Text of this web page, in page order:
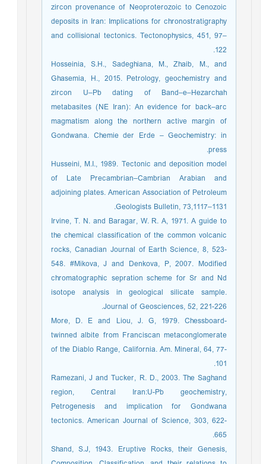
zircon provenance of Neoproterozoic to Cenozoic
deposits in Iran: Implications for chronostratigraphy
and collisional tectonics. Tectonophysics, 451, 97–
122.
Hosseinia, S.H., Sadeghiana, M., Zhaib, M., and
Ghasemia, H., 2015. Petrology, geochemistry and
zircon U–Pb dating of Band–e–Hezarchah
metabasites (NE Iran): An evidence for back–arc
magmatism along the northern active margin of
Gondwana. Chemie der Erde – Geochemistry: in
press.
Husseini, M.I., 1989. Tectonic and deposition model
of Late Precambrian–Cambrian Arabian and
adjoining plates. American Association of Petroleum
Geologists Bulletin, 73,1117–1131.
Irvine, T. N. and Baragar, W. R. A, 1971. A guide to
the chemical classification of the common volcanic
rocks, Canadian Journal of Earth Science, 8, 523-
548. #Mikova, J and Denkova, P, 2007. Modified
chromatographic sepration scheme for Sr and Nd
isotope analysis in geological silicate sample.
Journal of Geosciences, 52, 221-226.
More, D. E and Liou, J. G, 1979. Chessboard-
twinned albite from Franciscan metaconglomerate
of the Diablo Range, California. Am. Mineral, 64, 77-
101.
Ramezani, J and Tucker, R. D., 2003. The Saghand
region, Central Iran:U-Pb geochemistry,
Petrogenesis and implication for Gondwana
tectonics. American Journal of Science, 303, 622-
665.
Shand, S.J, 1943. Eruptive Rocks, their Genesis,